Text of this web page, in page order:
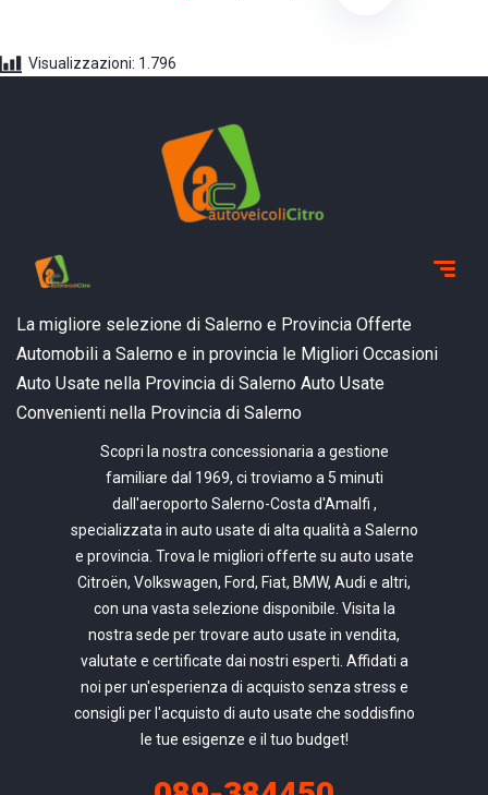
Visualizzazioni: 1.796
La migliore selezione di Salerno e Provincia Offerte
Automobili a Salerno e in provincia le Migliori Occasioni
Auto Usate nella Provincia di Salerno Auto Usate
Convenienti nella Provincia di Salerno
Scopri la nostra concessionaria a gestione
familiare dal 1969, ci troviamo a 5 minuti
dall'aeroporto Salerno-Costa d'Amalfi ,
specializzata in auto usate di alta qualità a Salerno
e provincia. Trova le migliori offerte su auto usate
Citroën, Volkswagen, Ford, Fiat, BMW, Audi e altri,
con una vasta selezione disponibile. Visita la
nostra sede per trovare auto usate in vendita,
valutate e certificate dai nostri esperti. Affidati a
noi per un'esperienza di acquisto senza stress e
consigli per l'acquisto di auto usate che soddisfino
le tue esigenze e il tuo budget!